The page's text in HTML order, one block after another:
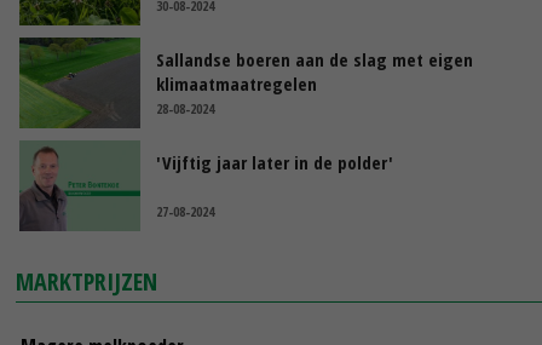
30-08-2024
Sallandse boeren aan de slag met eigen
klimaatmaatregelen
28-08-2024
'Vijftig jaar later in de polder'
27-08-2024
MARKTPRIJZEN